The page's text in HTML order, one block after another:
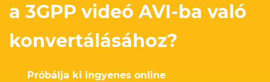
a 3GPP videó AVI-ba való
konvertálásához?
Próbálja ki ingyenes online